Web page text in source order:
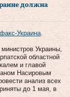
должна
Украина
Украины,
областной
и главой
Насировым
анализ всех
до 1 мая, в